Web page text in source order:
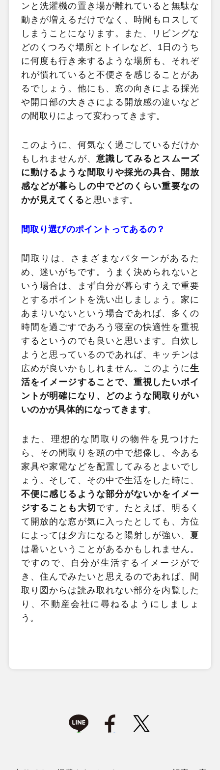
ンと洗濯機の置き場が離れていると無駄な
動きが増えるだけでなく、時間もロスして
しまうことになります。また、リビングな
どのくつろぐ場所とトイレなど、1日のうち
に何度も行き来するような場所も、それぞ
れが慣れていると不便さを感じることがあ
るでしょう。他にも、窓の向きによる採光
や開口部の大きさによる開放感の違いなど
の間取りによって変わってきます。
このように、何気なく過ごしているだけか
もしれませんが、 意識してみるとスムーズ
に動けるような間取りや採光の具合、開放
感などが暮らしの中でどのくらい重要なの
かが見えてくる と思います。
間取り選びのポイントってあるの？
間取りは、さまざまなパターンがあるた
め、迷いがちです。うまく決められないと
いう場合は、まず自分が暮らすうえで重要
とするポイントを洗い出しましょう。家に
あまりいないという場合であれば、多くの
時間を過ごすであろう寝室の快適性を重視
するというのでも良いと思います。自炊し
ようと思っているのであれば、キッチンは
広めが良いかもしれません。このように生
活をイメージすることで、重視したいポイ
ントが明確になり、どのような間取りがい
いのかが具体的になってきます。
また、理想的な間取りの物件を見つけた
ら、その間取りを頭の中で想像し、今ある
家具や家電などを配置してみるとよいでし
ょう。そして、その中で生活をした時に、
不便に感じるような部分がないかをイメー
ジすることも大切です。たとえば、明るく
て開放的な窓が気に入ったとしても、方位
によっては夕方になると陽射しが強い、夏
は暑いということがあるかもしれません。
ですので、自分が生活するイメージがで
き、住んでみたいと思えるのであれば、間
取り図からは読み取れない部分を内覧した
り、不動産会社に尋ねるようにしましょ
う。